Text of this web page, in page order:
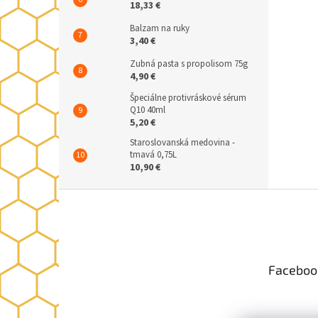
18,33 €
Balzam na ruky
3,40 €
Zubná pasta s propolisom 75g
4,90 €
Špeciálne protivráskové sérum
Q10 40ml
5,20 €
Staroslovanská medovina -
tmavá 0,75L
10,90 €
á
p
ä
i